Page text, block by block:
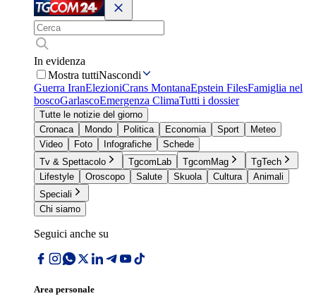
In evidenza
Mostra tuttiNascondi
Guerra IranElezioniCrans MontanaEpstein FilesFamiglia nel
boscoGarlascoEmergenza ClimaTutti i dossier
Tutte le notizie del giorno
Cronaca
Mondo Politica Economia Sport
Meteo
Video
Foto Infografiche
Schede
Tv & Spettacolo
TgcomLab TgcomMag
TgTech
Lifestyle
Oroscopo Salute Skuola Cultura
Animali
Speciali
Chi siamo
Seguici anche su
Area personale